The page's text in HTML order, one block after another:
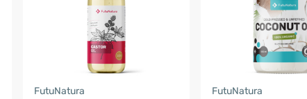
FutuNatura FutuNatura